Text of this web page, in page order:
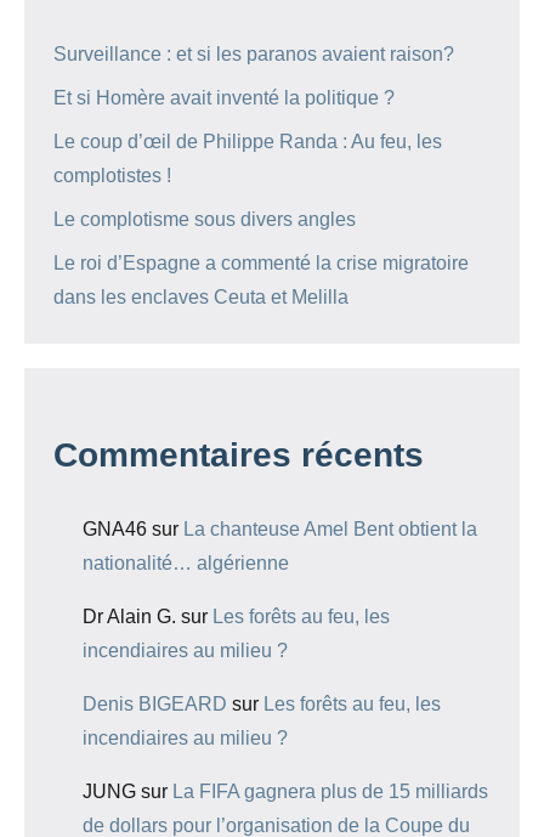
Surveillance : et si les paranos avaient raison?
Et si Homère avait inventé la politique ?
Le coup d’œil de Philippe Randa : Au feu, les
complotistes !
Le complotisme sous divers angles
Le roi d’Espagne a commenté la crise migratoire
dans les enclaves Ceuta et Melilla
Commentaires récents
GNA46 sur La chanteuse Amel Bent obtient la
nationalité… algérienne
Dr Alain G. sur Les forêts au feu, les
incendiaires au milieu ?
Denis BIGEARD sur Les forêts au feu, les
incendiaires au milieu ?
JUNG sur La FIFA gagnera plus de 15 milliards
de dollars pour l’organisation de la Coupe du